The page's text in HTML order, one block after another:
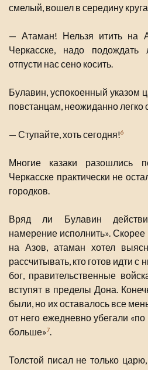
смелый, вошел в середину
— Атаман! Нельзя итить на
Черкасске, надо
отпусти нас сено косить.
Булавин, успокоенный указом
повстанцам, неожиданно легко
— Ступайте, хоть сегодня!6
Многие казаки разошлись
Черкасске практически не
городков.
Вряд ли Булавин
намерение исполнить».
на Азов, атаман хотел
рассчитывать, кто готов идти с
бог, правительственные
вступят в пределы Дона.
были, но их оставалось все
от него ежедневно убегали
больше»7.
Толстой писал не только